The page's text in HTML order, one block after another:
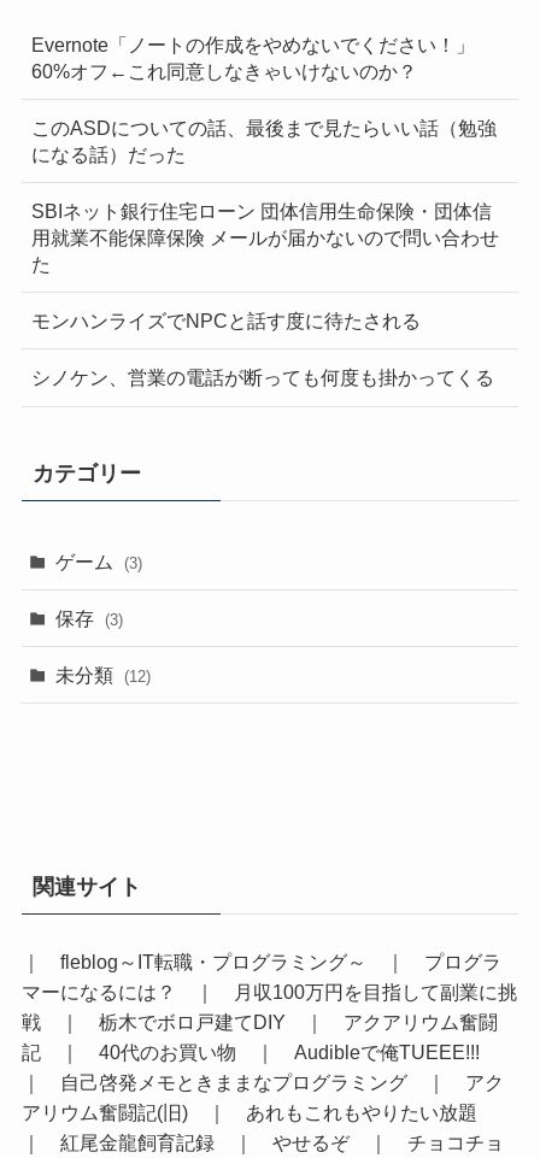
Evernote「ノートの作成をやめないでください！」
60%オフ←これ同意しなきゃいけないのか？
このASDについての話、最後まで見たらいい話（勉強
になる話）だった
SBIネット銀行住宅ローン 団体信用生命保険・団体信
用就業不能保障保険 メールが届かないので問い合わせ
た
モンハンライズでNPCと話す度に待たされる
シノケン、営業の電話が断っても何度も掛かってくる
カテゴリー
ゲーム (3)
保存 (3)
未分類 (12)
関連サイト
｜ fleblog～IT転職・プログラミング～ ｜ プログラ
マーになるには？
｜
月収100万円を目指して副業に挑
戦｜ 栃木でボロ戸建てDIY ｜ アクアリウム奮闘
記｜ 40代のお買い物 ｜ Audibleで俺TUEEE!!!
｜
自己啓発メモときままなプログラミング｜ アク
アリウム奮闘記(旧)｜ あれもこれもやりたい放題
｜ 紅尾金龍飼育記録｜ やせるぞ｜ チョコチョ